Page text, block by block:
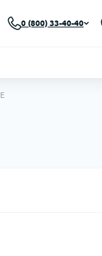
0 (800) 33-40-40
Закрыть